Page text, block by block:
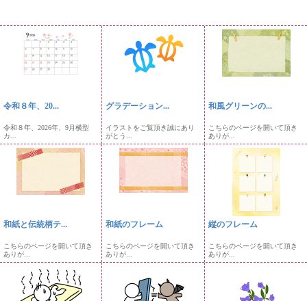
令和８年、20...
令和８年、2026年、9月横型
カ...
グラデーション...
イラストをご覧頂き誠にあり
がとう...
和風グリーンの...
こちらのページを開いて頂き
ありが...
和紙と伝統柄テ...
こちらのページを開いて頂き
ありが...
和紙のフレーム
こちらのページを開いて頂き
ありが...
縦のフレーム
こちらのページを開いて頂き
ありが...